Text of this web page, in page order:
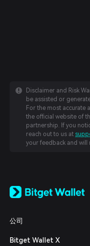
Disclaimer and Risk
be assisted or
For the most accurate
the official website of
partnership. If you
reach out to us at
your feedback and will
日本語
Español (Latinoamérica)
Italiano
公司
Bitget Wallet X